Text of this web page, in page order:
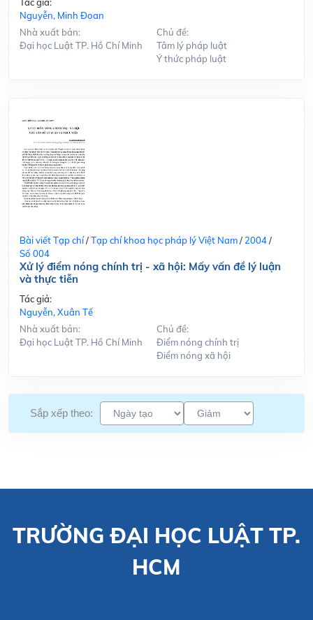
Nguyễn, Minh Đoan
Nhà xuất bản:
Đại học Luật TP. Hồ Chí Minh
Chủ đề:
Tâm lý pháp luật
Ý thức pháp luật
Bài viết Tạp chí/Tạp chí khoa học pháp lý Việt Nam/ 2004/
Số 004
Xử lý điểm nóng chính trị - xã hội: Mấy vấn đề lý luận
và thực tiễn
Tác giả:
Nguyễn, Xuân Tế
Nhà xuất bản:
Đại học Luật TP. Hồ Chí Minh
Chủ đề:
Điểm nóng chính trị
Điểm nóng xã hội
Sắp xếp theo:
TRƯỜNG ĐẠI HỌC LUẬT TP.
HCM